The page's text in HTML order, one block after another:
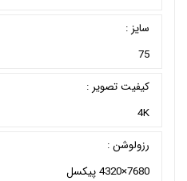
سایز :
75
کیفیت تصویر :
4K
رزولوشن :
7680×4320 پیکسل